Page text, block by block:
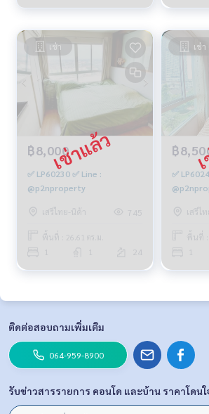
เช่า
฿8,000
✅ LP60230 ✅ Line :
@p2nproperty
เสรีไทย-นิด้า 745
พื้นที่ : 26.61 ตร.ม.
24
เช่า
฿
✅
เสรีไท
พื้นที่ :
ติดต่อสอบถามเพิ่มเติม
064-959-8900
รับข่าวสารรายการ คอนโด และบ้าน ราคาโดนใ